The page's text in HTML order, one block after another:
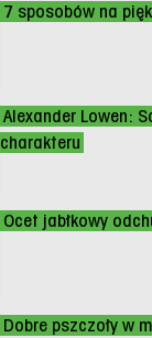
7 sposobów na
Alexander Lowen:
charakteru
Ocet jabłkowy
Dobre pszczoły w